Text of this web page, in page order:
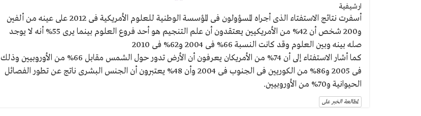
ارشيفية
أسفرت نتائج الاستفتاء الذى أجراه المسؤولون فى المؤسسة الوطنية للعلوم الأمريكية فى 2012 على عينه من ألفين
و200 شخص أن 42% من الأمريكيين يعتقدون أن علم التنجيم هو أحد فروع العلوم بينما يرى 55% أنه لا يوجد
صله بينه وبين العلوم وقد كانت النسبة 66% فى 2004 و62% فى 2010
كما أشار الاستفتاء إلى أن 74% من الأمريكان يعرفون أن الأرض تدور حول الشمس مقابل 66% من الأوروبيين وذلك
فى 2005 و86% من الكوريين فى الجنوب فى 2004 وأن 48% يعتبرون أن الجنس البشرى ناتج عن تطور الفصائل
الحيوانية و70% من الأوروبيين.
لمطالعة الخبر على